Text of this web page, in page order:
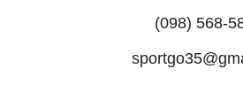
(098) 568-